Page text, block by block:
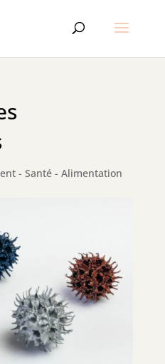
- Santé - Alimentation